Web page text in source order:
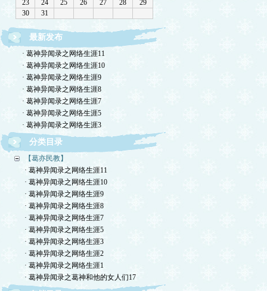
最新发布
· 葛神异闻录之网络生涯11
· 葛神异闻录之网络生涯10
· 葛神异闻录之网络生涯9
· 葛神异闻录之网络生涯8
· 葛神异闻录之网络生涯7
· 葛神异闻录之网络生涯5
· 葛神异闻录之网络生涯3
分类目录
【葛亦民教】
· 葛神异闻录之网络生涯11
· 葛神异闻录之网络生涯10
· 葛神异闻录之网络生涯9
· 葛神异闻录之网络生涯8
· 葛神异闻录之网络生涯7
· 葛神异闻录之网络生涯5
· 葛神异闻录之网络生涯3
· 葛神异闻录之网络生涯2
· 葛神异闻录之网络生涯1
· 葛神异闻录之葛神和他的女人们17